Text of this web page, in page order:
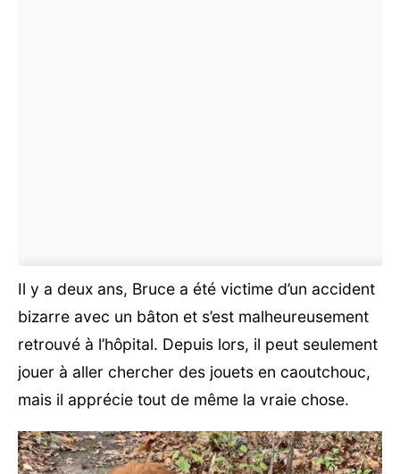
Il y a deux ans, Bruce a été victime d’un accident
bizarre avec un bâton et s’est malheureusement
retrouvé à l’hôpital. Depuis lors, il peut seulement
jouer à aller chercher des jouets en caoutchouc,
mais il apprécie tout de même la vraie chose.